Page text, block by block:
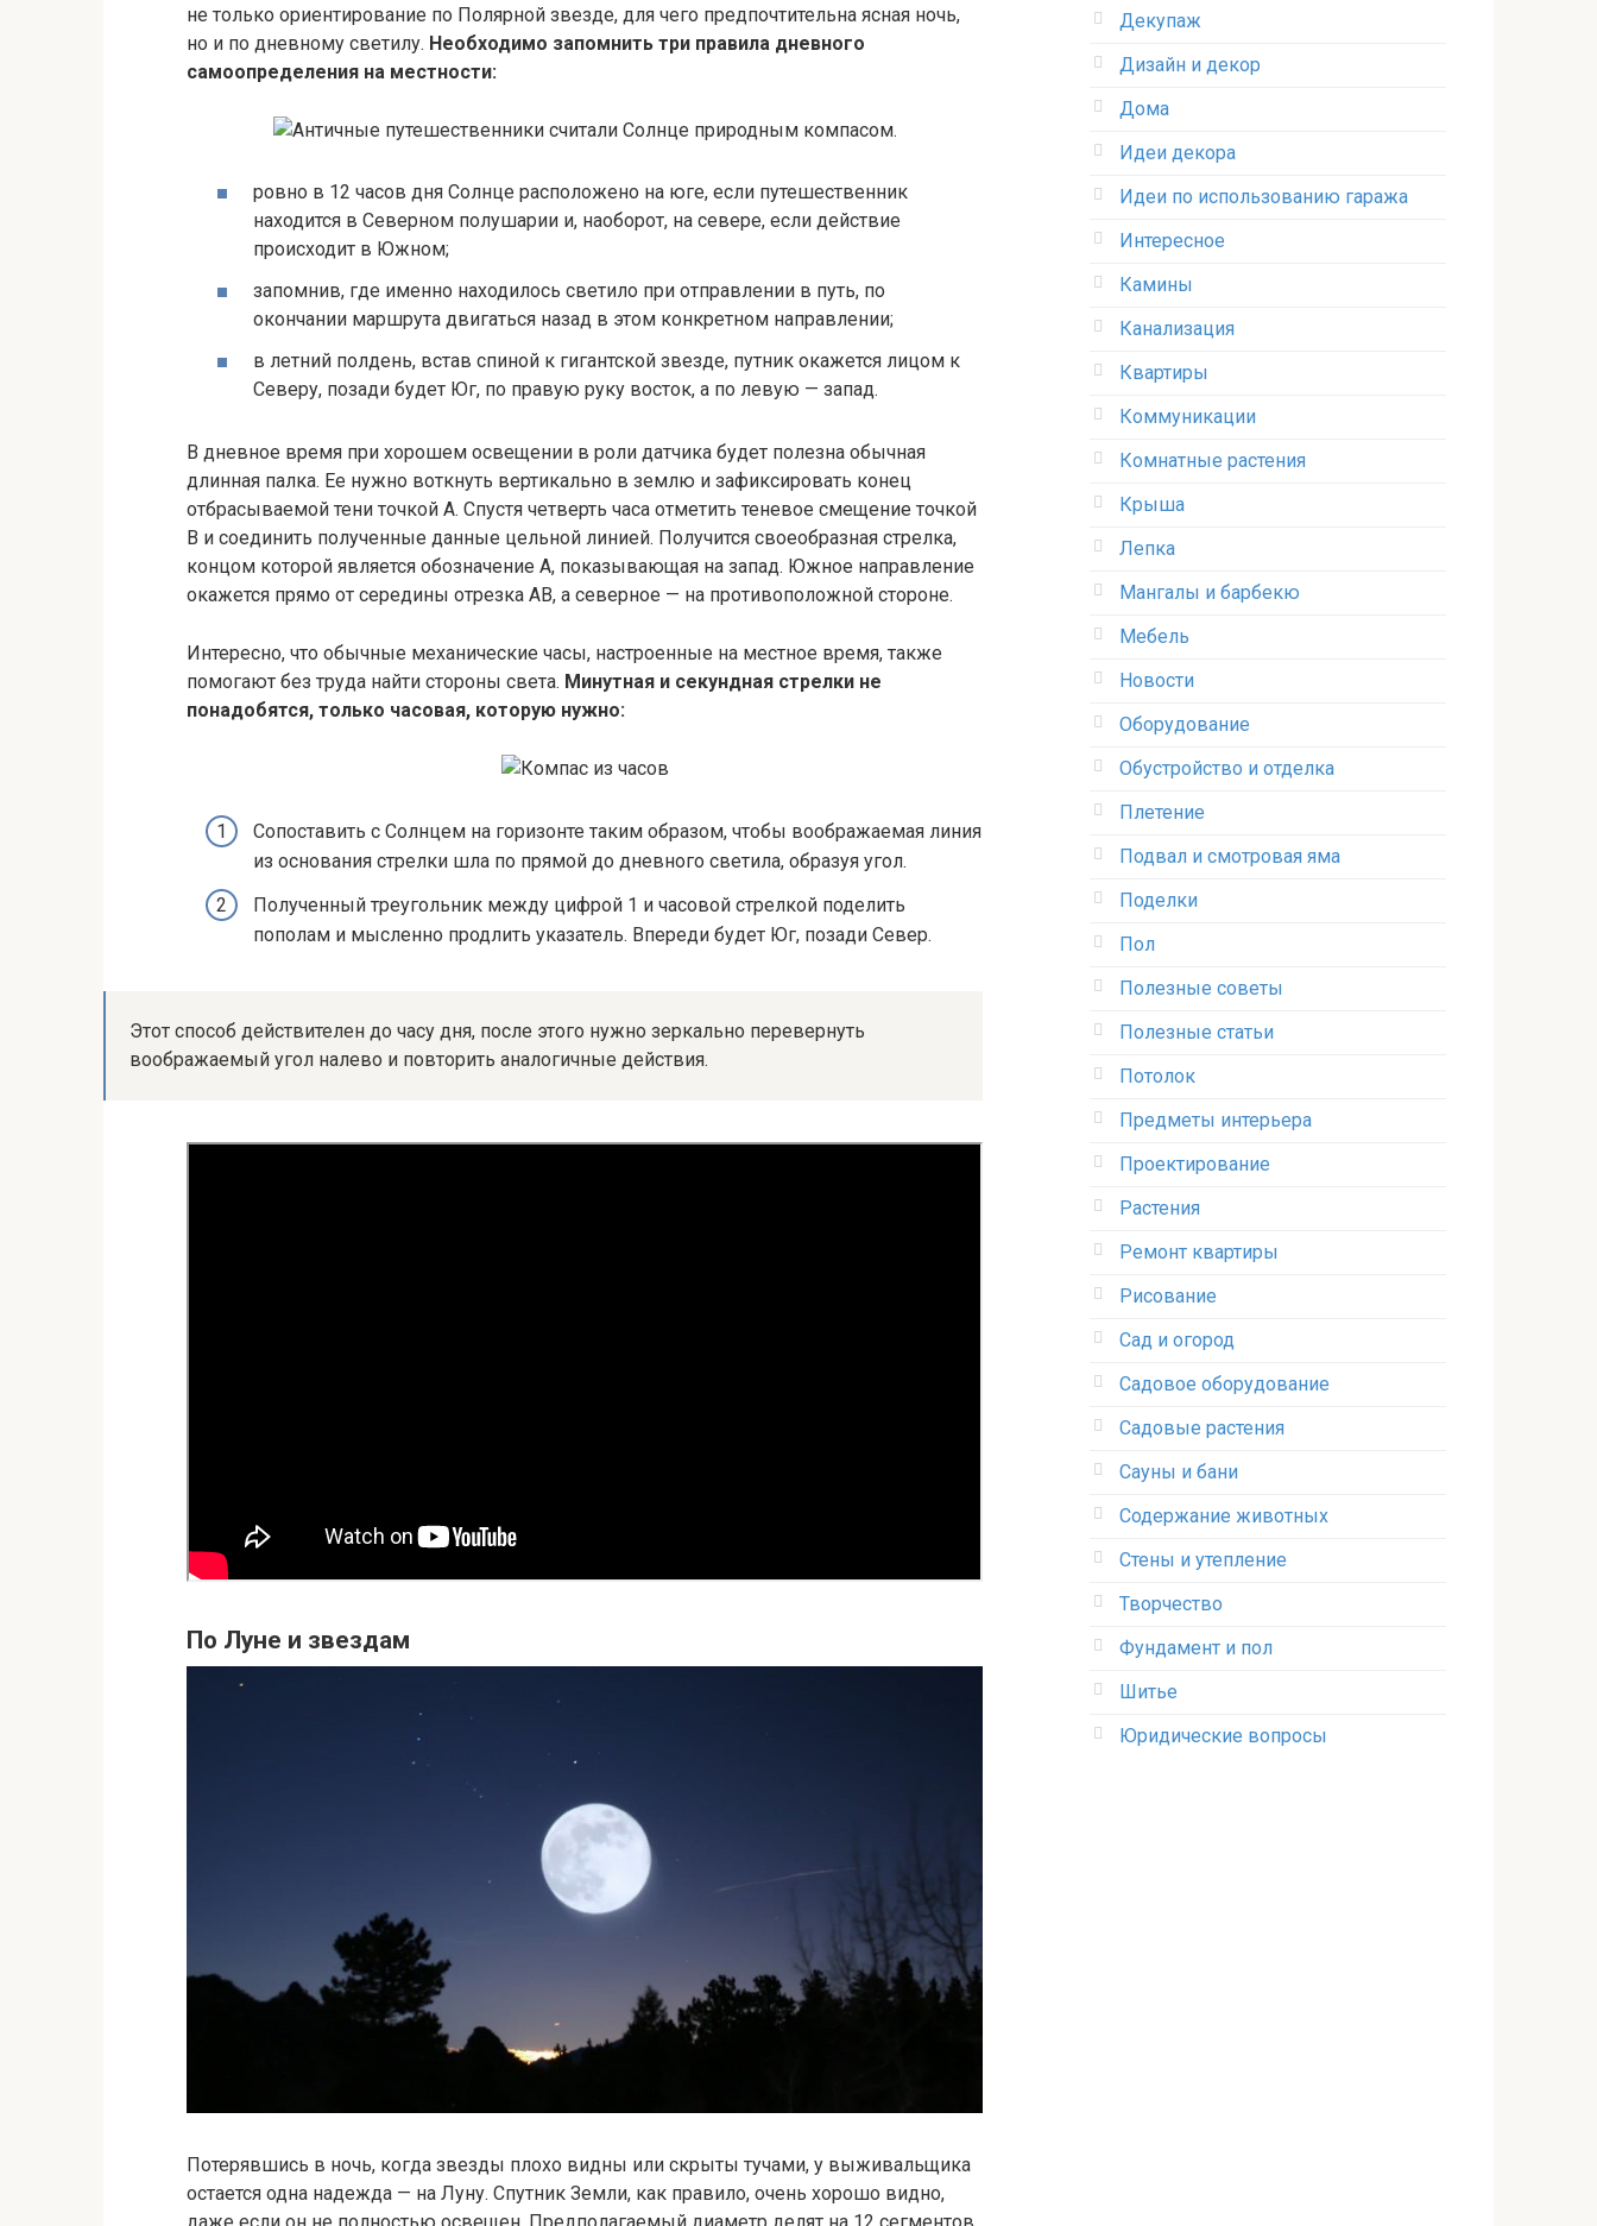
не только ориентирование по Полярной звезде, для чего предпочтительна ясная ночь,
но и по дневному светилу. Необходимо запомнить три правила дневного
самоопределения на местности:
ровно в 12 часов дня Солнце расположено на юге, если путешественник
находится в Северном полушарии и, наоборот, на севере, если действие
происходит в Южном;
запомнив, где именно находилось светило при отправлении в путь, по
окончании маршрута двигаться назад в этом конкретном направлении;
в летний полдень, встав спиной к гигантской звезде, путник окажется лицом к
Северу, позади будет Юг, по правую руку восток, а по левую — запад.
В дневное время при хорошем освещении в роли датчика будет полезна обычная
длинная палка. Ее нужно воткнуть вертикально в землю и зафиксировать конец
отбрасываемой тени точкой А. Спустя четверть часа отметить теневое смещение точкой
В и соединить полученные данные цельной линией. Получится своеобразная стрелка,
концом которой является обозначение А, показывающая на запад. Южное направление
окажется прямо от середины отрезка АВ, а северное — на противоположной стороне.
Интересно, что обычные механические часы, настроенные на местное время, также
помогают без труда найти стороны света. Минутная и секундная стрелки не
понадобятся, только часовая, которую нужно:
Сопоставить с Солнцем на горизонте таким образом, чтобы воображаемая линия
из основания стрелки шла по прямой до дневного светила, образуя угол.
Полученный треугольник между цифрой 1 и часовой стрелкой поделить
пополам и мысленно продлить указатель. Впереди будет Юг, позади Север.
Этот способ действителен до часу дня, после этого нужно зеркально перевернуть
воображаемый угол налево и повторить аналогичные действия.
По Луне и звездам
Потерявшись в ночь, когда звезды плохо видны или скрыты тучами, у выживальщика
остается одна надежда — на Луну. Спутник Земли, как правило, очень хорошо видно,
Декупаж
Дизайн и декор
Дома
Идеи декора
Идеи по использованию гаража
Интересное
Камины
Канализация
Квартиры
Коммуникации
Комнатные растения
Крыша
Лепка
Мангалы и барбекю
Мебель
Новости
Оборудование
Обустройство и отделка
Плетение
Подвал и смотровая яма
Поделки
Пол
Полезные советы
Полезные статьи
Потолок
Предметы интерьера
Проектирование
Растения
Ремонт квартиры
Рисование
Сад и огород
Садовое оборудование
Садовые растения
Сауны и бани
Содержание животных
Стены и утепление
Творчество
Фундамент и пол
Шитье
Юридические вопросы